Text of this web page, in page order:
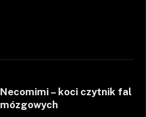
Necomimi – koci czytnik fal
mózgowych